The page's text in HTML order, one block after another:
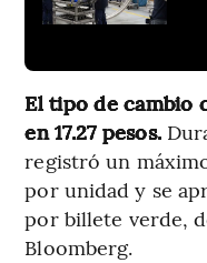
El tipo de cambio
en 17.27 pesos.
registró un
por unidad y se
por billete verde,
Bloomberg.